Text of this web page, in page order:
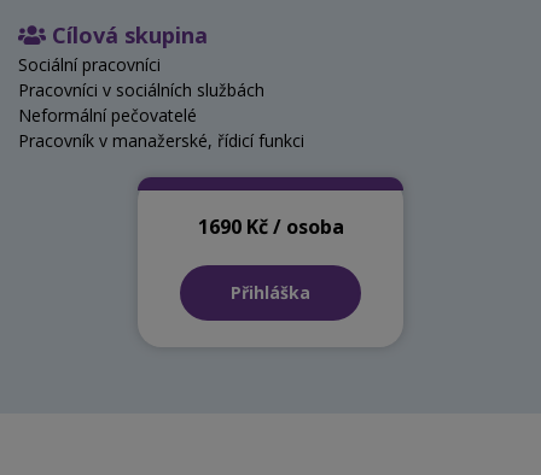
Cílová skupina
Sociální pracovníci
Pracovníci v sociálních službách
Neformální pečovatelé
Pracovník v manažerské, řídicí funkci
1690 Kč / osoba
Přihláška